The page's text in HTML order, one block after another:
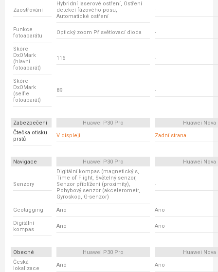
Zaostřování
Hybridní laserové ostření, Ostření
detekcí fázového posu,
Automatické ostření
-
Funkce
fotoaparátu
Optický zoom Přisvětlovací dioda -
Skóre
DxOMark
(hlavní
fotoaparát)
116 -
Skóre
DxOMark
(selfie
fotoaparát)
89 -
Zabezpečení Huawei P30 Pro
Huawei Nova
Čtečka otisku
prstů
V displeji Zadní strana
Navigace Huawei P30 Pro Huawei Nova
Senzory
Digitální kompas (magnetický s,
Time of Flight, Světelný senzor,
Senzor přiblížení (proximity),
Pohybový senzor (akcelerometr,
Gyroskop, G-senzor)
-
Geotagging Ano Ano
Digitální
kompas
Ano Ano
Obecné Huawei P30 Pro
Huawei Nova
Česká
lokalizace
Ano Ano